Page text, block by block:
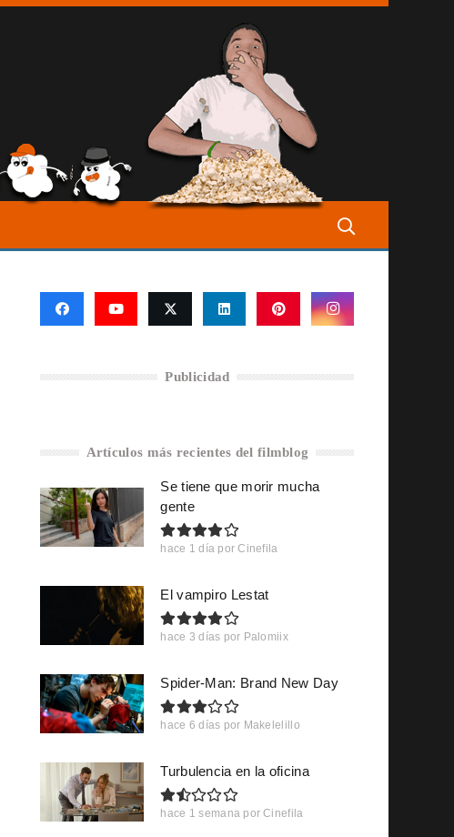
Publicidad
Artículos más recientes del filmblog
Se tiene que morir mucha
gente
hace 1 día por Cinefila
El vampiro Lestat
hace 3 días por Palomiix
Spider-Man: Brand New Day
hace 6 días por Makelelillo
Turbulencia en la oficina
hace 1 semana por Cinefila